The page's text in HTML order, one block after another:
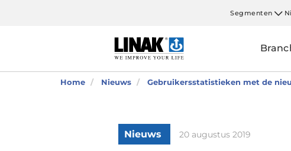
Segmenten
Home Nieuws Gebruikersstatistieken met de
Nieuws 20 augustus 2019